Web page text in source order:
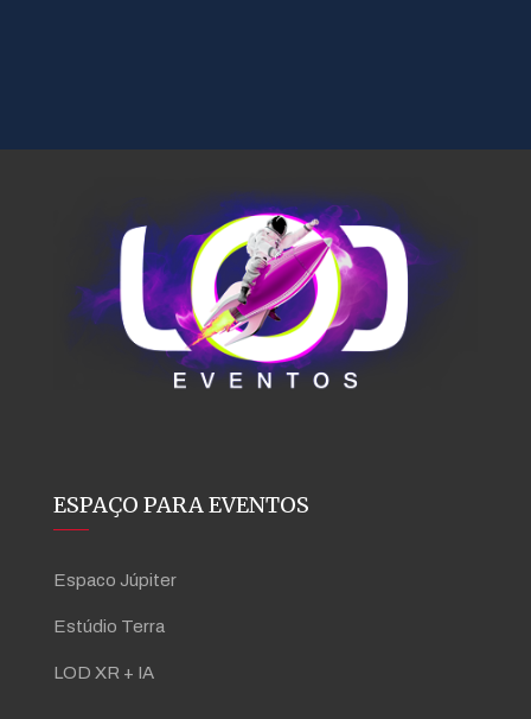
ESPAÇO PARA EVENTOS
Espaco Júpiter
Estúdio Terra
LOD XR + IA